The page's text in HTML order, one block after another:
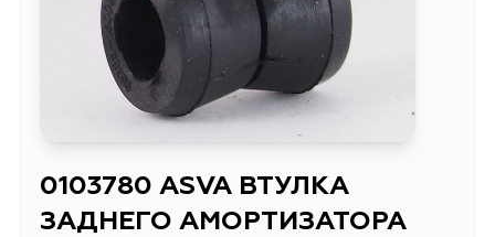
0103780 ASVA ВТУЛКА
ЗАДНЕГО АМОРТИЗАТОРА